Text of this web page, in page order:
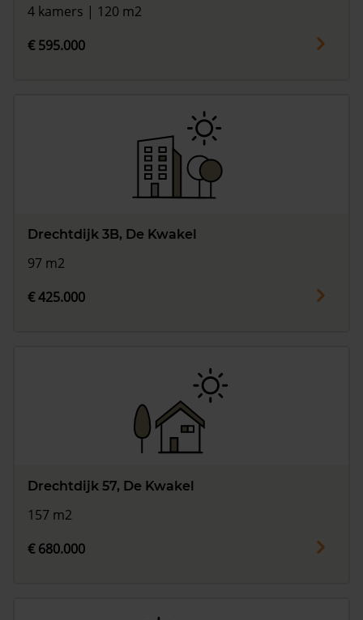
4 kamers | 120 m2
€ 595.000
Drechtdijk 3B, De Kwakel
97 m2
€ 425.000
Drechtdijk 57, De Kwakel
157 m2
€ 680.000